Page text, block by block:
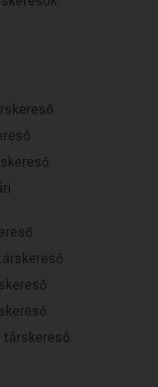
társkereső